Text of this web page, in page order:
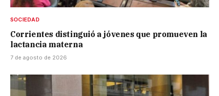
SOCIEDAD
Corrientes distinguió a jóvenes que promueven la
lactancia materna
7 de agosto de 2026